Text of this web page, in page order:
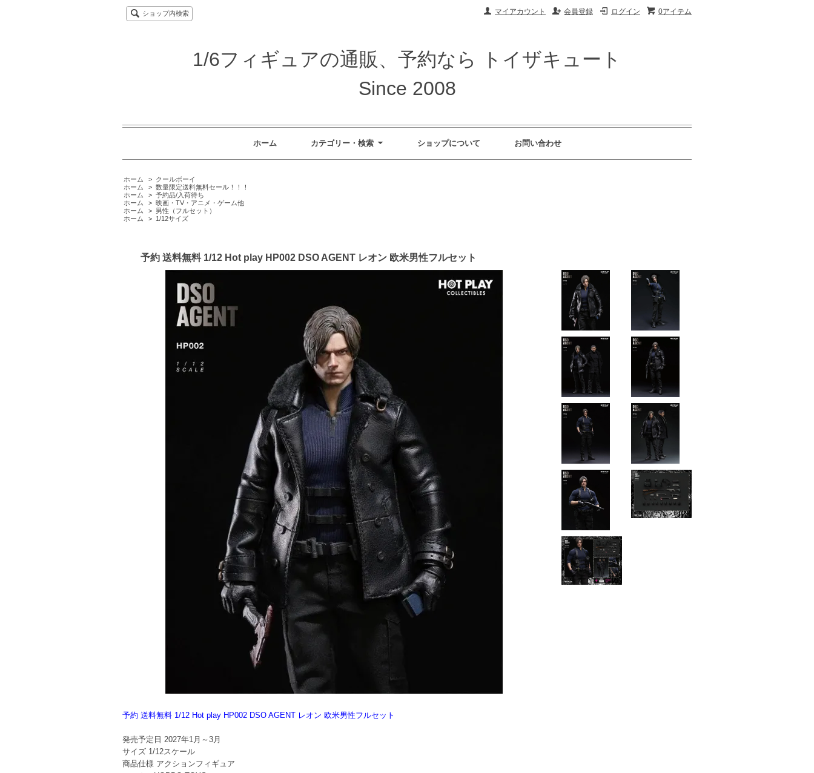
0アイテム
ログイン
会員登録
マイアカウント
ショップ内検索
1/6フィギュアの通販、予約なら トイザキュート
Since 2008
ホーム カテゴリー・検索 ショップについて お問い合わせ
ホーム > クールボーイ
ホーム
> 数量限定送料無料セール！！！
ホーム
> 予約品/入荷待ち
ホーム
> 映画・TV・アニメ・ゲーム他
ホーム
> 男性（フルセット）
ホーム
> 1/12サイズ
予約 送料無料 1/12 Hot play HP002 DSO AGENT レオン 欧米男性フルセット
予約 送料無料 1/12 Hot play HP002 DSO AGENT レオン 欧米男性フルセット
発売予定日 2027年1月～3月
サイズ 1/12スケール
商品仕様 アクションフィギュア